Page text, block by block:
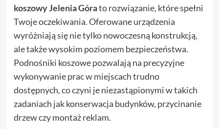
koszowy Jelenia Górato rozwiązanie, które spełni
Twoje oczekiwania. Oferowane urządzenia
wyróżniają się nie tylko nowoczesną konstrukcją,
ale także wysokim poziomem bezpieczeństwa.
Podnośniki koszowe pozwalają na precyzyjne
wykonywanie prac w miejscach trudno
dostępnych, co czyni je niezastąpionymi w takich
zadaniach jak konserwacja budynków, przycinanie
drzew czy montaż reklam.